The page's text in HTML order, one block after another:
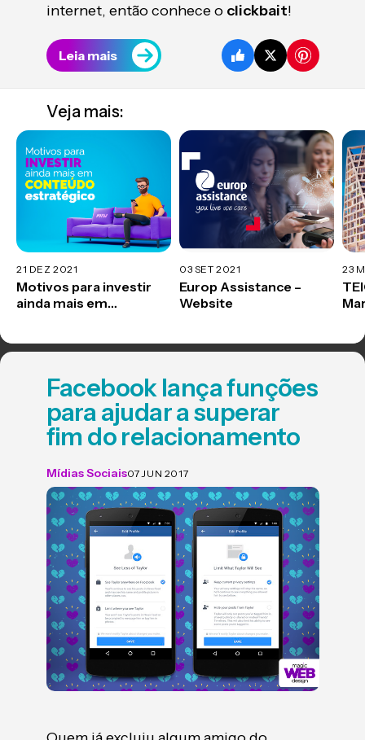
internet, então conhece o clickbait!
Leia mais
Veja mais:
21 DEZ 2021
Motivos para investir
ainda mais em
03 SET 2021
Europ Assistance –
Website
23
Facebook lança funções
para ajudar a superar
fim do relacionamento
Mídias Sociais07 JUN 2017